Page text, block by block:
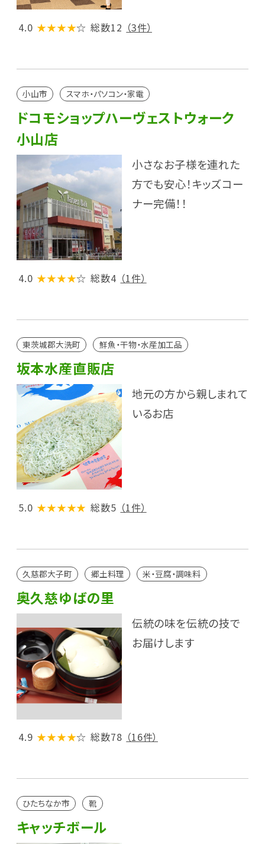
4.0 ★★★★☆ 総数12 （3件）
小山市 スマホ・パソコン・家電
ドコモショップハーヴェストウォーク
小山店
小さなお子様を連れた
方でも安心！キッズコー
ナー完備！！
4.0 ★★★★☆ 総数4 （1件）
東茨城郡大洗町 鮮魚・干物・水産加工品
坂本水産直販店
地元の方から親しまれて
いるお店
5.0 ★★★★★ 総数5 （1件）
久慈郡大子町 郷土料理 米・豆腐・調味料
奥久慈ゆばの里
伝統の味を伝統の技で
お届けします
4.9 ★★★★☆ 総数78 （16件）
ひたちなか市 靴
キャッチボール